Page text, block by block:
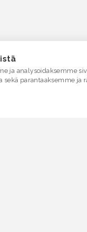
ja analysoidaksemme
parantaaksemme ja